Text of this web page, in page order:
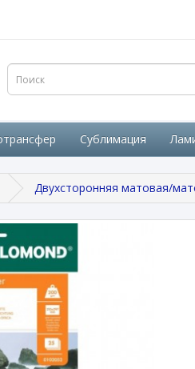
Сублимация
Двухсторонняя матовая/